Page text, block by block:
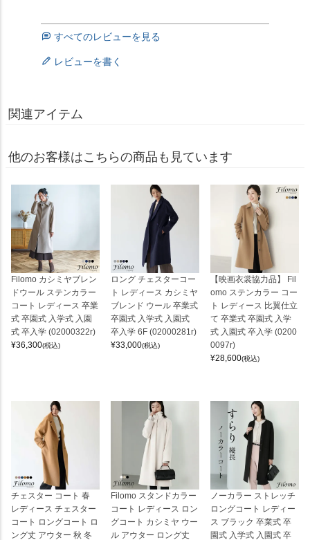
すべてのレビューを見る
レビューを書く
関連アイテム
他のお客様はこちらの商品も見ています
Filomo カシミヤブレン
ドウール ステンカラー
コート レディース 卒業
式 卒園式 入学式 入園
式 卒入学 (02000322r)
¥36,300(税込)
ロング チェスターコー
ト レディース カシミヤ
ブレンド ウール 卒業式
卒園式 入学式 入園式
卒入学 6F (02000281r)
¥33,000(税込)
【映画衣裳協力品】 Fil
omo ステンカラー コー
ト レディース 比翼仕立
て 卒業式 卒園式 入学
式 入園式 卒入学 (0200
0097r)
¥28,600(税込)
チェスター コート 春
レディース チェスター
コート ロングコート ロ
ング丈 アウター 秋 冬
Filomo スタンドカラー
コート レディース ロン
グコート カシミヤ ウー
ル アウター ロング丈
ノーカラー ストレッチ
ロングコート レディー
ス ブラック 卒業式 卒
園式 入学式 入園式 卒